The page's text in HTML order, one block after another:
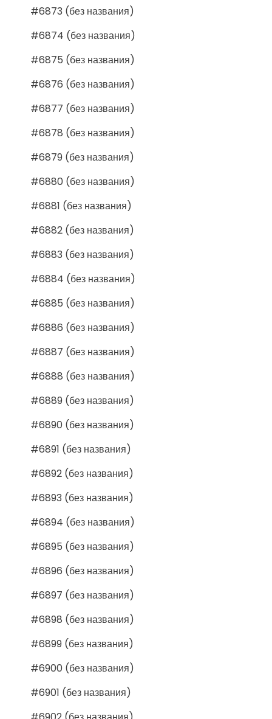
#6873 (без названия)
#6874 (без названия)
#6875 (без названия)
#6876 (без названия)
#6877 (без названия)
#6878 (без названия)
#6879 (без названия)
#6880 (без названия)
#6881 (без названия)
#6882 (без названия)
#6883 (без названия)
#6884 (без названия)
#6885 (без названия)
#6886 (без названия)
#6887 (без названия)
#6888 (без названия)
#6889 (без названия)
#6890 (без названия)
#6891 (без названия)
#6892 (без названия)
#6893 (без названия)
#6894 (без названия)
#6895 (без названия)
#6896 (без названия)
#6897 (без названия)
#6898 (без названия)
#6899 (без названия)
#6900 (без названия)
#6901 (без названия)